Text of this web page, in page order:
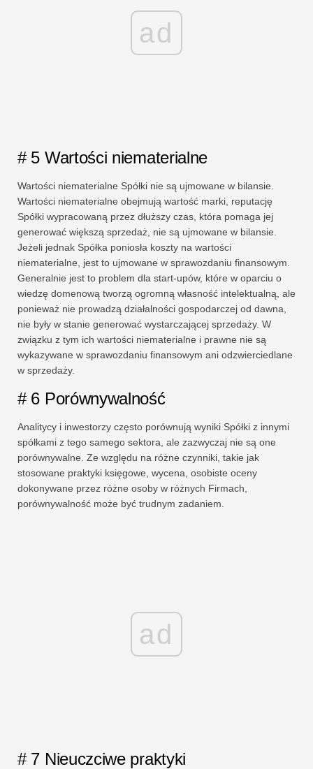
ad
# 5 Wartości niematerialne
Wartości niematerialne Spółki nie są ujmowane w bilansie.
Wartości niematerialne obejmują wartość marki, reputację
Spółki wypracowaną przez dłuższy czas, która pomaga jej
generować większą sprzedaż, nie są ujmowane w bilansie.
Jeżeli jednak Spółka poniosła koszty na wartości
niematerialne, jest to ujmowane w sprawozdaniu finansowym.
Generalnie jest to problem dla start-upów, które w oparciu o
wiedzę domenową tworzą ogromną własność intelektualną, ale
ponieważ nie prowadzą działalności gospodarczej od dawna,
nie były w stanie generować wystarczającej sprzedaży. W
związku z tym ich wartości niematerialne i prawne nie są
wykazywane w sprawozdaniu finansowym ani odzwierciedlane
w sprzedaży.
# 6 Porównywalność
Analitycy i inwestorzy często porównują wyniki Spółki z innymi
spółkami z tego samego sektora, ale zazwyczaj nie są one
porównywalne. Ze względu na różne czynniki, takie jak
stosowane praktyki księgowe, wycena, osobiste oceny
dokonywane przez różne osoby w różnych Firmach,
porównywalność może być trudnym zadaniem.
ad
# 7 Nieuczciwe praktyki